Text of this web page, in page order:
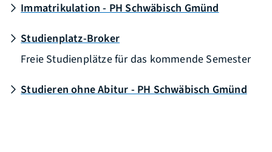
Immatrikulation - PH Schwäbisch Gmünd
Studienplatz-Broker
Freie Studienplätze für das kommende Semester
Studieren ohne Abitur - PH Schwäbisch Gmünd